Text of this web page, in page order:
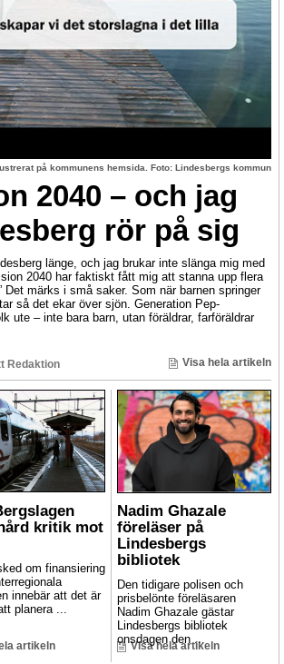
på kommunens hemsida. Foto: Lindesbergs kommun
2040 – och jag
rör på sig
länge, och jag brukar inte slänga mig med
2040 har faktiskt fått mig att stanna upp flera
Det märks i små saker. Som när barnen springer
så det ekar över sjön. Generation Pep-
ute – inte bara barn, utan föräldrar, farföräldrar
Redaktion Visa hela artikeln
kritik mot
om finansiering
innebär att det är
planera ...
artikeln
Nadim Ghazale
föreläser på
Lindesbergs
bibliotek
Den tidigare polisen och
prisbelönte föreläsaren
Nadim Ghazale gästar
Lindesbergs bibliotek
onsdagen den ...
Visa hela artikeln